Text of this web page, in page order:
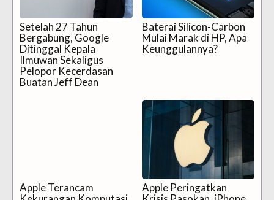
Setelah 27 Tahun
Bergabung, Google
Ditinggal Kepala
Ilmuwan Sekaligus
Pelopor Kecerdasan
Buatan Jeff Dean
Baterai Silicon-Carbon
Mulai Marak di HP, Apa
Keunggulannya?
Apple Terancam
Apple Peringatkan